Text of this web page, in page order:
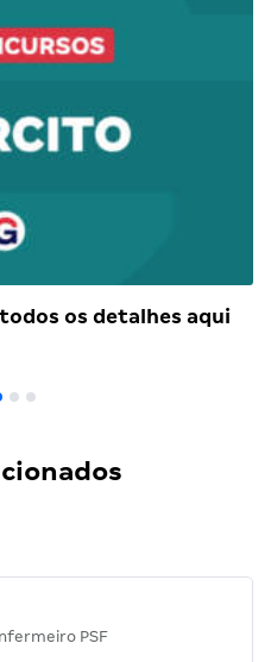
todos os detalhes aqui
PSF